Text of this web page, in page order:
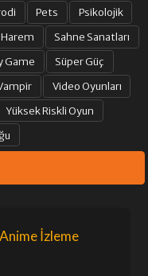
Pets
Psikolojik
Sahne Sanatları
Game
Süper Güç
Video Oyunları
Yüksek Riskli Oyun
İzleme